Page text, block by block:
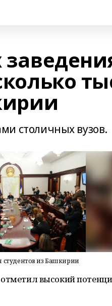
столичных вузов.
студентов из Башкирии
высокий